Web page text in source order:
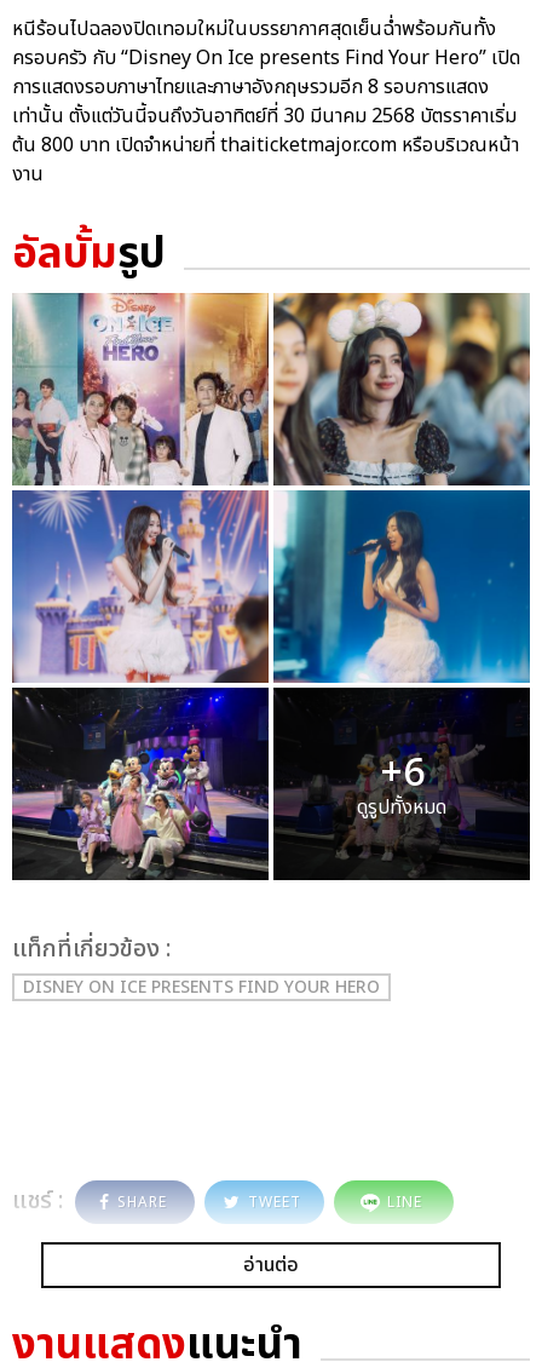
หนีร้อนไปฉลองปิดเทอมใหม่ในบรรยากาศสุดเย็นฉ่ำพร้อมกันทั้ง
ครอบครัว กับ “Disney On Ice presents Find Your Hero” เปิด
การแสดงรอบภาษาไทยและภาษาอังกฤษรวมอีก 8 รอบการแสดง
เท่านั้น ตั้งแต่วันนี้จนถึงวันอาทิตย์ที่ 30 มีนาคม 2568 บัตรราคาเริ่ม
ต้น 800 บาท เปิดจำหน่ายที่ thaiticketmajor.com หรือบริเวณหน้า
งาน
อัลบั้มรูป
+6
ดูรูปทั้งหมด
เเท็กที่เกี่ยวข้อง :
DISNEY ON ICE PRESENTS FIND YOUR HERO
แชร์ : SHARE TWEET LINE
อ่านต่อ
งานแสดงแนะนำ